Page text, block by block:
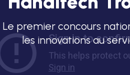
Contact
Le premier concours
les innovations au